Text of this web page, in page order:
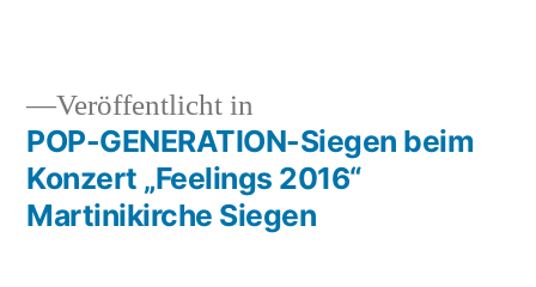
Veröffentlicht in
POP-GENERATION-Siegen beim
Konzert „Feelings 2016“
Martinikirche Siegen